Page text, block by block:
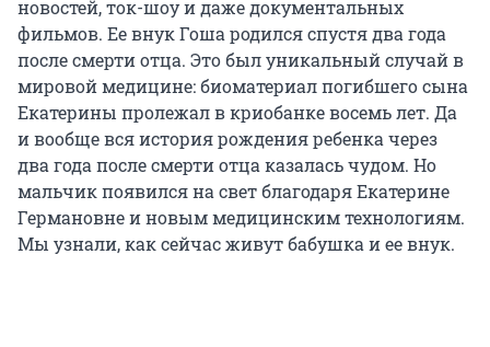
новостей, ток-шоу и даже документальных
фильмов. Ее внук Гоша родился спустя два года
после смерти отца. Это был уникальный случай в
мировой медицине: биоматериал погибшего сына
Екатерины пролежал в криобанке восемь лет. Да
и вообще вся история рождения ребенка через
два года после смерти отца казалась чудом. Но
мальчик появился на свет благодаря Екатерине
Германовне и новым медицинским технологиям.
Мы узнали, как сейчас живут бабушка и ее внук.